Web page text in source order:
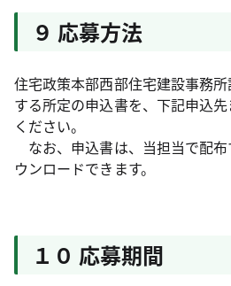
９ 応募方法
住宅政策本部西部住宅建設事務
する所定の申込書を、下記申込
ください。
なお、申込書は、当担当で配
ウンロードできます。
１０ 応募期間